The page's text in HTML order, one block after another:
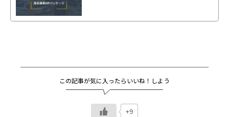
この記事が気に入ったらいいね！しよう
+9